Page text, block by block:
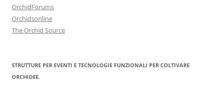
OrchidForums
Orchidsonline
The Orchid Source
STRUTTURE PER EVENTI E TECNOLOGIE FUNZIONALI PER COLTIVARE
ORCHIDEE.